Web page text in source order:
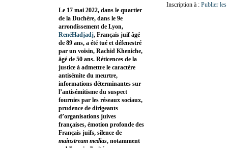
Inscription à : Publier
Le 17 mai 2022, dans le quartier
de la Duchère, dans le 9e
arrondissement de Lyon,
RenéHadjadj, Français juif âgé
de 89 ans, a été tué et défenestré
par un voisin, Rachid Kheniche,
âgé de 50 ans. Réticences de la
justice à admettre le caractère
antisémite du meurtre,
informations déterminantes sur
l’antisémitisme du suspect
fournies par les réseaux sociaux,
prudence de dirigeants
d’organisations juives
françaises, émotion profonde des
Français juifs, silence de
mainstream medias, notamment